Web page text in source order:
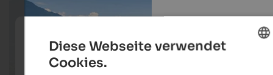
Diese Webseite verwendet
Cookies.